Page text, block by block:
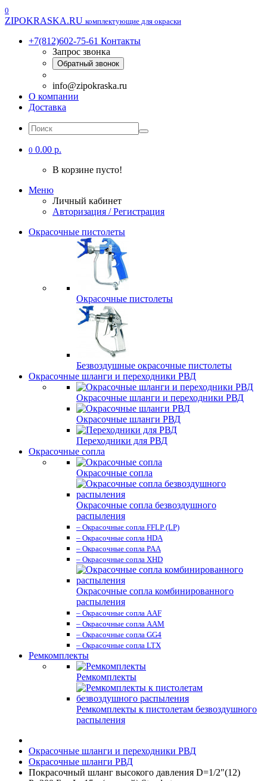
0
ZIPOKRASKA.RU комплектующие для окраски
+7(812)602-75-61 Контакты
Запрос звонка
Обратный звонок
info@zipokraska.ru
О компании
Доставка
0 0.00 р.
В корзине пусто!
Меню
Личный кабинет
Авторизация / Регистрация
Окрасочные пистолеты
Окрасочные пистолеты
Безвоздушные окрасочные пистолеты
Окрасочные шланги и переходники РВД
Окрасочные шланги и переходники РВД
Окрасочные шланги РВД
Переходники для РВД
Окрасочные сопла
Окрасочные сопла
Окрасочные сопла безвоздушного
распыления
– Окрасочные сопла FFLP (LP)
– Окрасочные сопла HDA
– Окрасочные сопла PAA
– Окрасочные сопла XHD
Окрасочные сопла комбинированного
распыления
– Окрасочные сопла AAF
– Окрасочные сопла AAM
– Окрасочные сопла GG4
– Окрасочные сопла LTX
Ремкомплекты
Ремкомплекты
Ремкомплекты к пистолетам безвоздушного
распыления
Окрасочные шланги и переходники РВД
Окрасочные шланги РВД
Покрасочный шланг высокого давления D=1/2"(12)